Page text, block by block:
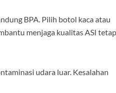
BPA. Pilih botol kaca atau
menjaga kualitas ASI tetap
udara luar. Kesalahan